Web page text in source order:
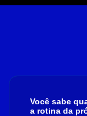
Você sabe
a rotina da